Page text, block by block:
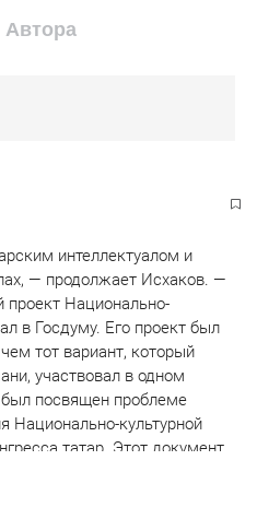
Автора
интеллектуалом и
— продолжает Исхаков. —
проект Национально-
в Госдуму. Его проект был
тот вариант, который
участвовал в одном
посвящен проблеме
Национально-культурной
татар. Этот документ
Римзиль Валеев. Агдас
татарской общины
изнутри и помогал